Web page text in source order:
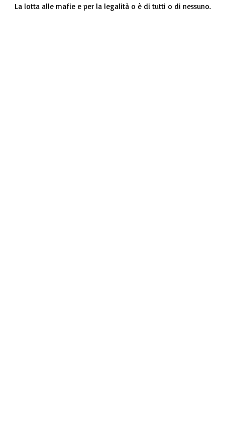
La lotta alle mafie e per la legalità o è di tutti o di nessuno.